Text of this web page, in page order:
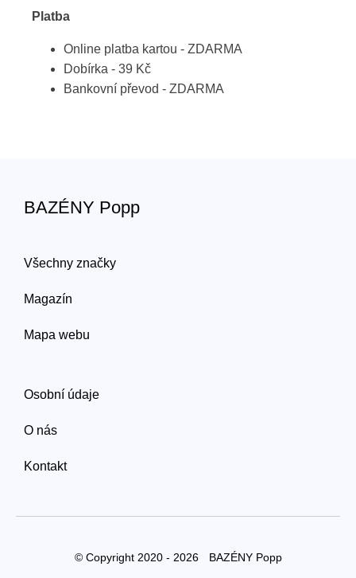
Platba
Online platba kartou - ZDARMA
Dobírka - 39 Kč
Bankovní převod - ZDARMA
BAZÉNY Popp
Všechny značky
Magazín
Mapa webu
Osobní údaje
O nás
Kontakt
© Copyright 2020 - 2026 BAZÉNY Popp